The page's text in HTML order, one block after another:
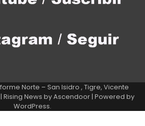
Norte – San Isidro , Tigre, Vicente
| Rising News byAscendoor| Powered by
WordPress.